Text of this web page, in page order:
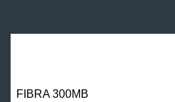
FIBRA 300MB